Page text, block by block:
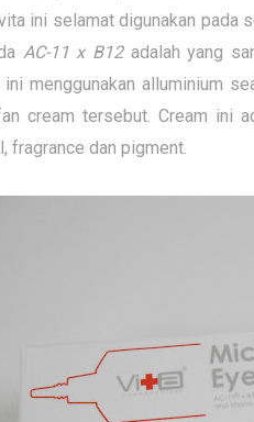
ini selamat digunakan pada
AC-11 x B12adalah yang
ini menggunakan alluminium
cream tersebut. Cream ini
fragrance dan pigment.